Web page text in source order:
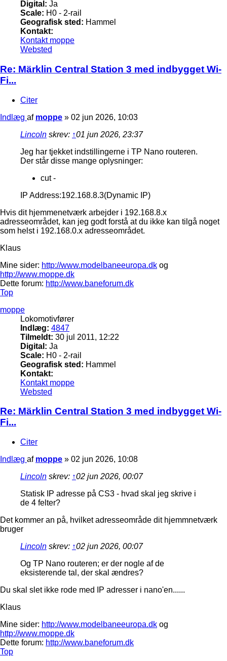
Digital: Ja
Scale: H0 - 2-rail
Geografisk sted: Hammel
Kontakt:
Kontakt moppe
Websted
Re: Märklin Central Station 3 med indbygget Wi-
Fi...
Citer
Indlæg af moppe » 02 jun 2026, 10:03
Lincoln skrev: ↑01 jun 2026, 23:37
Jeg har tjekket indstillingerne i TP Nano routeren.
Der står disse mange oplysninger:
cut -
IP Address:192.168.8.3(Dynamic IP)
Hvis dit hjemmenetværk arbejder i 192.168.8.x
adresseområdet, kan jeg godt forstå at du ikke kan tilgå noget
som helst i 192.168.0.x adresseområdet.
Klaus
Mine sider: http://www.modelbaneeuropa.dk og
http://www.moppe.dk
Dette forum: http://www.baneforum.dk
Top
moppe
Lokomotivfører
Indlæg: 4847
Tilmeldt: 30 jul 2011, 12:22
Digital: Ja
Scale: H0 - 2-rail
Geografisk sted: Hammel
Kontakt:
Kontakt moppe
Websted
Re: Märklin Central Station 3 med indbygget Wi-
Fi...
Citer
Indlæg af moppe » 02 jun 2026, 10:08
Lincoln skrev: ↑02 jun 2026, 00:07
Statisk IP adresse på CS3 - hvad skal jeg skrive i
de 4 felter?
Det kommer an på, hvilket adresseområde dit hjemmnetværk
bruger
Lincoln skrev: ↑02 jun 2026, 00:07
Og TP Nano routeren; er der nogle af de
eksisterende tal, der skal ændres?
Du skal slet ikke rode med IP adresser i nano'en......
Klaus
Mine sider: http://www.modelbaneeuropa.dk og
http://www.moppe.dk
Dette forum: http://www.baneforum.dk
Top